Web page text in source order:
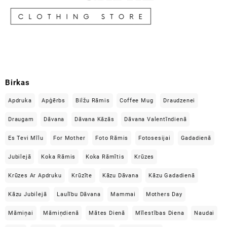
Birkas
Apdruka Apģērbs Bilžu Rāmis Coffee Mug Draudzenei
Draugam Dāvana Dāvana Kāzās Dāvana Valentīndienā
Es Tevi Mīlu For Mother Foto Rāmis Fotosesijai Gadadienā
Jubilejā Koka Rāmis Koka Rāmītis Krūzes
Krūzes Ar Apdruku Krūzīte Kāzu Dāvana Kāzu Gadadienā
Kāzu Jubilejā Laulību Dāvana Mammai Mothers Day
Māmiņai Māmiņdienā Mātes Dienā Mīlestības Diena Naudai